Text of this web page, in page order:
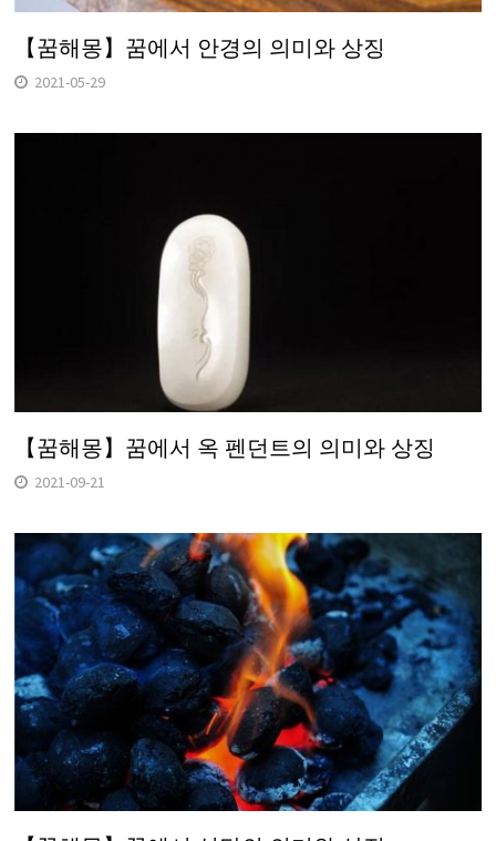
【꿈해몽】꿈에서 안경의 의미와 상징
2021-05-29
【꿈해몽】꿈에서 옥 펜던트의 의미와 상징
2021-09-21